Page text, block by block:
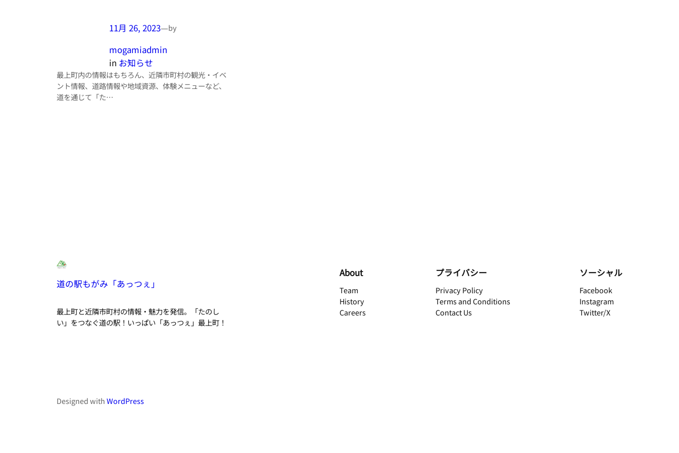
11月 26, 2023—by
mogamiadmin
in お知らせ
最上町内の情報はもちろん、近隣市町村の観光・イベ
ント情報、道路情報や地域資源、体験メニューなど、
道を通じて「た…
道の駅もがみ「あっつぇ」
最上町と近隣市町村の情報・魅力を発信。「たのし
い」をつなぐ道の駅！いっぱい「あっつぇ」最上町！
About
Team
History
Careers
プライバシー
Privacy Policy
Terms and Conditions
Contact Us
ソーシャル
Facebook
Instagram
Twitter/X
Designed withWordPress